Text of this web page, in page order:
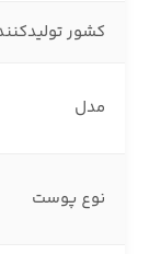
کشور
مدل
نوع پوست